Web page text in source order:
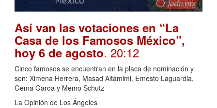
Así van las votaciones en “La
Casa de los Famosos México”,
hoy 6 de agosto. 20:12
Cinco famosos se encuentran en la placa de nominación y
son: Ximena Herrera, Masad Altamimi, Ernesto Laguardia,
Gema Garoa y Memo Schutz
La Opinión de Los Ángeles